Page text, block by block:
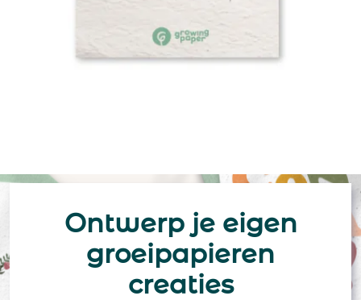
Ontwerp je eigen
groeipapieren
creaties